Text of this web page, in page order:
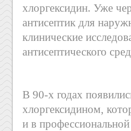
хлоргексидин. Уже
антисептик для
клинические
антисептического
В 90-х годах
хлоргексидином,
и в